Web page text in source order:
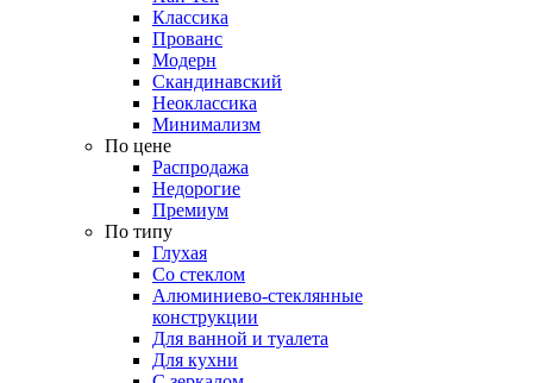
Классика
Прованс
Модерн
Скандинавский
Неоклассика
Минимализм
По цене
Распродажа
Недорогие
Премиум
По типу
Глухая
Со стеклом
Алюминиево-стеклянные
конструкции
Для ванной и туалета
Для кухни